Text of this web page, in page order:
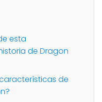
esta
de Dragon
de